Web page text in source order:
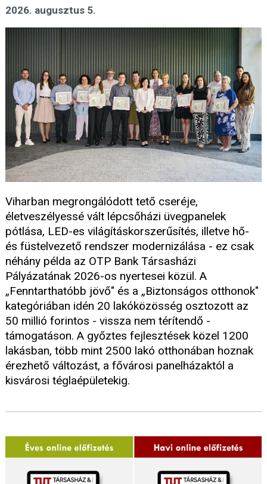
2026. augusztus 5.
Viharban megrongálódott tető cseréje,
életveszélyessé vált lépcsőházi üvegpanelek
pótlása, LED-es világításkorszerűsítés, illetve hő-
és füstelvezető rendszer modernizálása - ez csak
néhány példa az OTP Bank Társasházi
Pályázatának 2026-os nyertesei közül. A
„Fenntarthatóbb jövő" és a „Biztonságos otthonok"
kategóriában idén 20 lakóközösség osztozott az
50 millió forintos - vissza nem térítendő -
támogatáson. A győztes fejlesztések közel 1200
lakásban, több mint 2500 lakó otthonában hoznak
érezhető változást, a fővárosi panelházaktól a
kisvárosi téglaépületekig.